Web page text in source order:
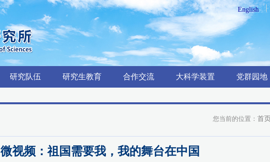
English
研究队伍 研究生教育 合作交流 大科学装置 党群园地
您当前的位置： 首页
微视频：祖国需要我，我的舞台在中国